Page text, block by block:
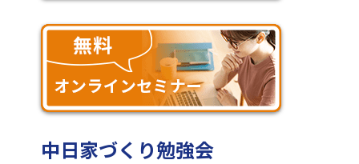
中日家づくり勉強会